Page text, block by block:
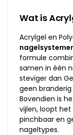
Wat is
Acrylgel en
formule
samen in één
steviger dan
geen
Bovendien is
vijlen, loopt
pinchbaar en
nageltypes.